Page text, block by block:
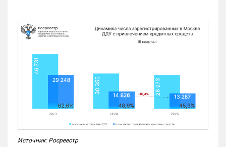
Источник: Росреестр